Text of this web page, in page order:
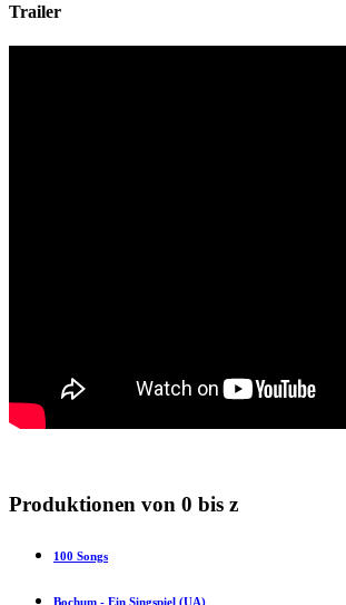
Trailer
Produktionen von 0 bis z
100 Songs
Bochum - Ein Singspiel (UA)